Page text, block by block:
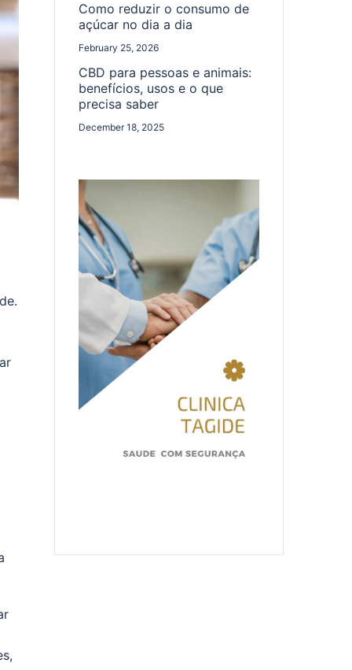
Como reduzir o consumo de
açúcar no dia a dia
February 25, 2026
CBD para pessoas e animais:
benefícios, usos e o que
precisa saber
December 18, 2025